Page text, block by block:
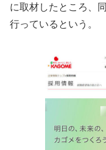
に取材したところ、
行っているという。